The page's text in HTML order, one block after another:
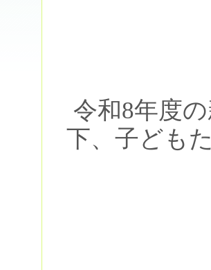
令和8年度
下、子ども